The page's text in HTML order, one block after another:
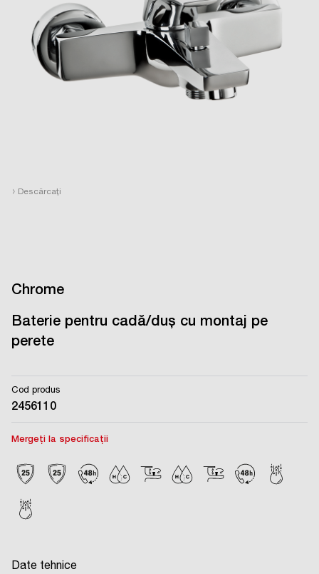
› Descărcați
Chrome
Baterie pentru cadă/duș cu montaj pe
perete
Cod produs
2456110
Mergeți la specificații
Date tehnice